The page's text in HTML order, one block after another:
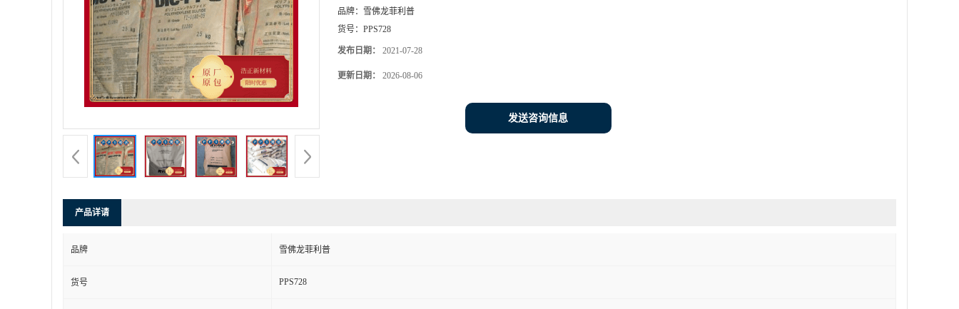
品牌： 雪佛龙菲利普
货号： PPS728
发布日期： 2021-07-28
更新日期： 2026-08-06
发送咨询信息
产品详请
品牌 雪佛龙菲利普
货号 PPS728